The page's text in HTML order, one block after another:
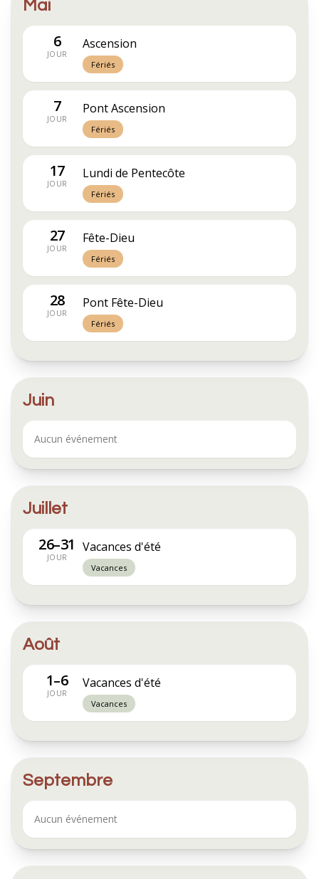
Mai
6
JOUR
Ascension
Fériés
7
JOUR
Pont Ascension
Fériés
17
JOUR
Lundi de Pentecôte
Fériés
27
JOUR
Fête-Dieu
Fériés
28
JOUR
Pont Fête-Dieu
Fériés
Juin
Aucun événement
Juillet
26–31
JOUR
Vacances d'été
Vacances
Août
1–6
JOUR
Vacances d'été
Vacances
Septembre
Aucun événement